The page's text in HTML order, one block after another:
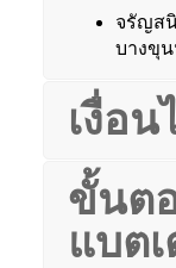
จรัญส
บางขุ
เงื่อ
ขั้นต
แบต